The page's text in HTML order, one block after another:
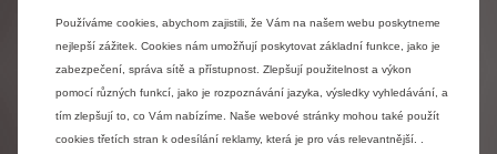
Užitkové vozy Citroën
Vyhledat Centrum Business
Používáme cookies, abychom zajistili, že Vám na našem webu poskytneme
nejlepší zážitek. Cookies nám umožňují poskytovat základní funkce, jako je
zabezpečení, správa sítě a přístupnost. Zlepšují použitelnost a výkon
pomocí různých funkcí, jako je rozpoznávání jazyka, výsledky vyhledávání, a
tím zlepšují to, co Vám nabízíme. Naše webové stránky mohou také použít
cookies třetích stran k odesílání reklamy, která je pro vás relevantnější. .